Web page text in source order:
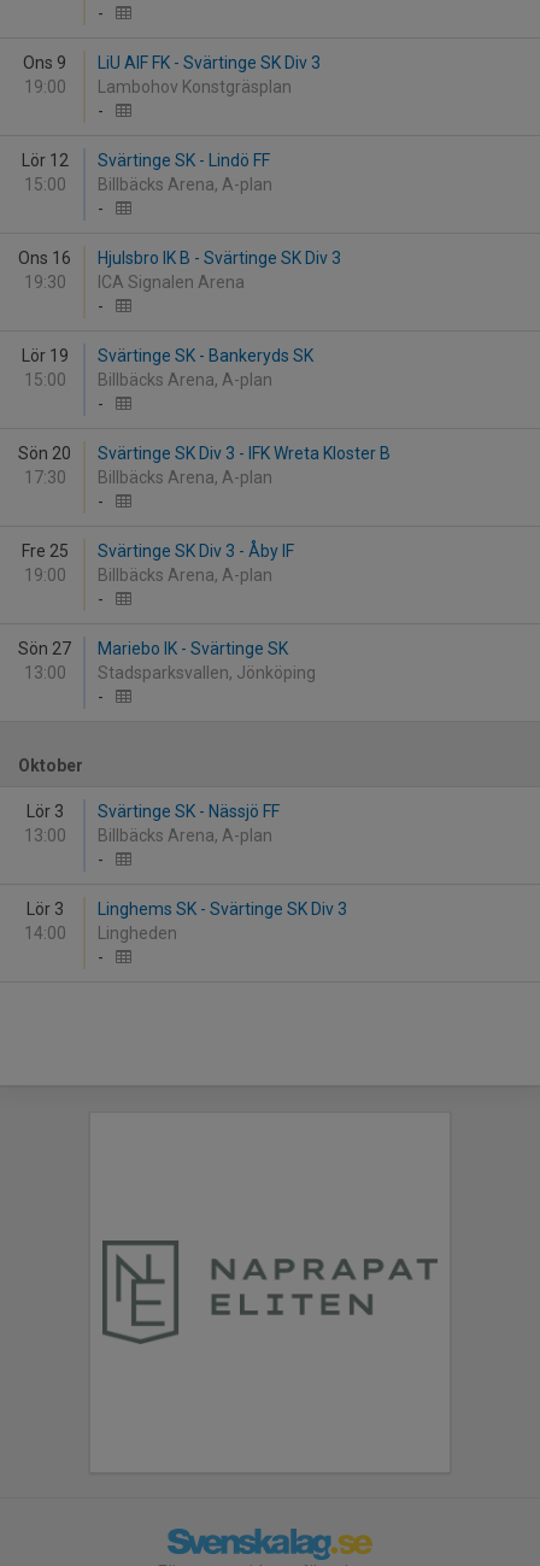
-
Ons 9
19:00
LiU AIF FK - Svärtinge SK Div 3
Lambohov Konstgräsplan
-
Lör 12
15:00
Svärtinge SK - Lindö FF
Billbäcks Arena, A-plan
-
Ons 16
19:30
Hjulsbro IK B - Svärtinge SK Div 3
ICA Signalen Arena
-
Lör 19
15:00
Svärtinge SK - Bankeryds SK
Billbäcks Arena, A-plan
-
Sön 20
17:30
Svärtinge SK Div 3 - IFK Wreta Kloster B
Billbäcks Arena, A-plan
-
Fre 25
19:00
Svärtinge SK Div 3 - Åby IF
Billbäcks Arena, A-plan
-
Sön 27
13:00
Mariebo IK - Svärtinge SK
Stadsparksvallen, Jönköping
-
Oktober
Lör 3
13:00
Svärtinge SK - Nässjö FF
Billbäcks Arena, A-plan
-
Lör 3
14:00
Linghems SK - Svärtinge SK Div 3
Lingheden
-